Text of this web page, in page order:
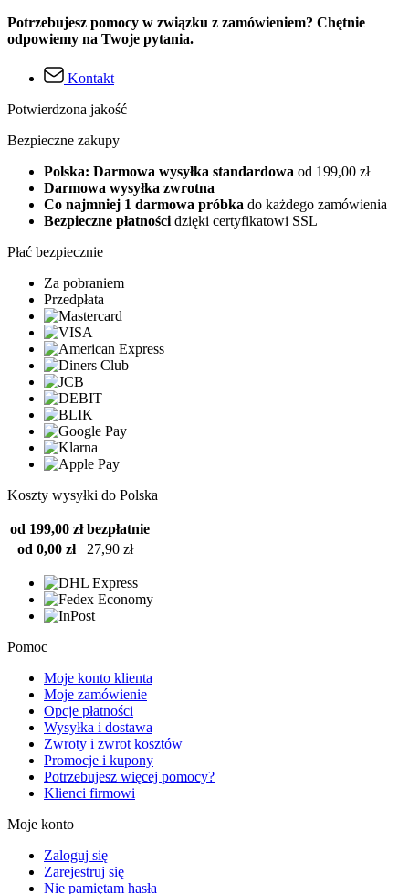
Potrzebujesz pomocy w związku z zamówieniem? Chętnie
odpowiemy na Twoje pytania.
Kontakt
Potwierdzona jakość
Bezpieczne zakupy
Polska: Darmowa wysyłka standardowa od 199,00 zł
Darmowa wysyłka zwrotna
Co najmniej 1 darmowa próbka do każdego zamówienia
Bezpieczne płatności dzięki certyfikatowi SSL
Płać bezpiecznie
Za pobraniem
Przedpłata
Koszty wysyłki do Polska
od 199,00 zł bezpłatnie
od 0,00 zł
27,90 zł
Pomoc
Moje konto klienta
Moje zamówienie
Opcje płatności
Wysyłka i dostawa
Zwroty i zwrot kosztów
Promocje i kupony
Potrzebujesz więcej pomocy?
Klienci firmowi
Moje konto
Zaloguj się
Zarejestruj się
Nie pamiętam hasła